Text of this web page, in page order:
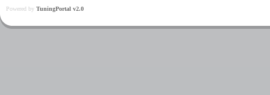
Powered by TuningPortal v2.0